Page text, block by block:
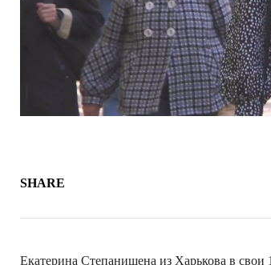
SHARE
Екатерина Степанишена из Харькова в свои